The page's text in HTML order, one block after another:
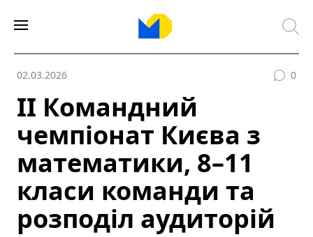
02.03.2026 0
ІІ Командний
чемпіонат Києва з
математики, 8–11
класи команди та
розподіл аудиторій